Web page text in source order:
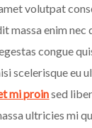
volutpat
massa enim nec
congue
scelerisque eu
mi proinsed
ultricies mi